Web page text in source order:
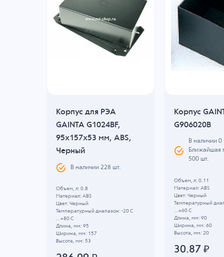
Корпус для РЭА
GAINTA G1024BF,
95x157x53 мм, ABS,
Черный
В наличии228 шт.
Объем, л: 0.8
Материал: ABS
Цвет: Черный
Температурный диапазон: -20 C
...+80 C
Длина, мм: 95
Ширина, мм: 157
Высота, мм: 53
Корпус
G906020B
В наличии0
Ближайшая
500 шт.
Объем, л: 0.11
Материал: ABS
Цвет: Черный
Температурный
...+60 C
Длина, мм: 90
Ширина, мм: 60
Высота, мм: 20
30.87 ₽